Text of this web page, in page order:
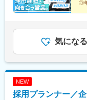
◎
気になる
NEW
採用プランナー／